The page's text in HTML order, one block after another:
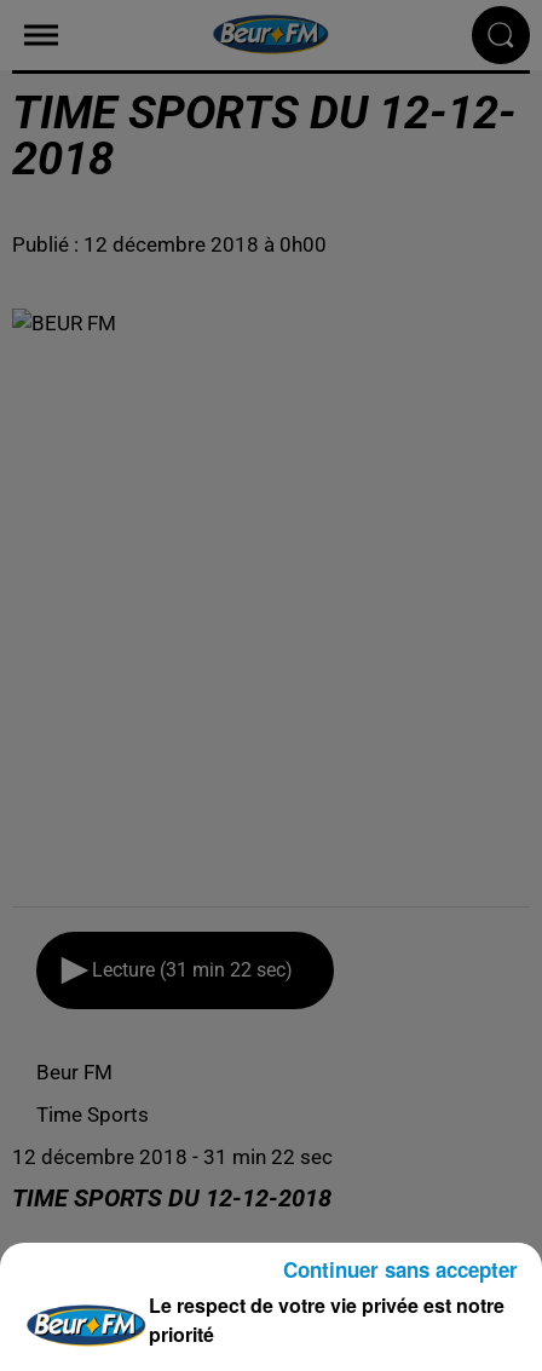
TIME SPORTS DU 12-12-
2018
Publié : 12 décembre 2018 à 0h00
Lecture (31 min 22 sec)
Beur FM
Time Sports
12 décembre 2018 - 31 min 22 sec
TIME SPORTS DU 12-12-2018
Le respect de votre vie privée est notre
priorité
Continuer sans accepter